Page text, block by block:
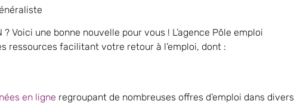
Voici une bonne nouvelle pour vous ! L’agence Pôle emploi
ressources facilitant votre retour à l’emploi, dont :
en ligne regroupant de nombreuses offres d’emploi dans divers